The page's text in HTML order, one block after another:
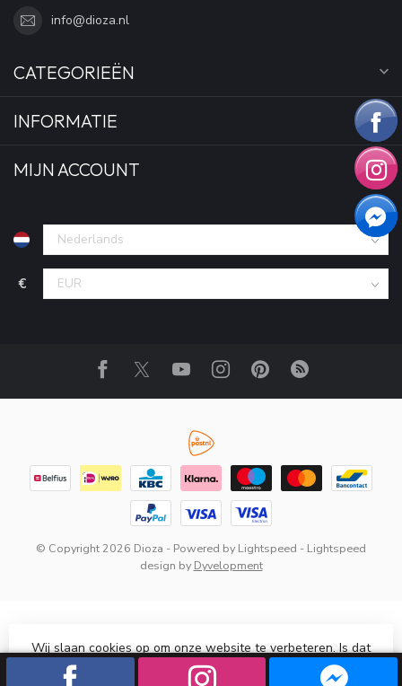
info@dioza.nl
CATEGORIEËN
INFORMATIE
MIJN ACCOUNT
€
© Copyright 2026 Dioza - Powered by Lightspeed - Lightspeed
design by Dyvelopment
Wij slaan cookies op om onze website te verbeteren. Is dat
akkoord?
Nee Meer over cookies »